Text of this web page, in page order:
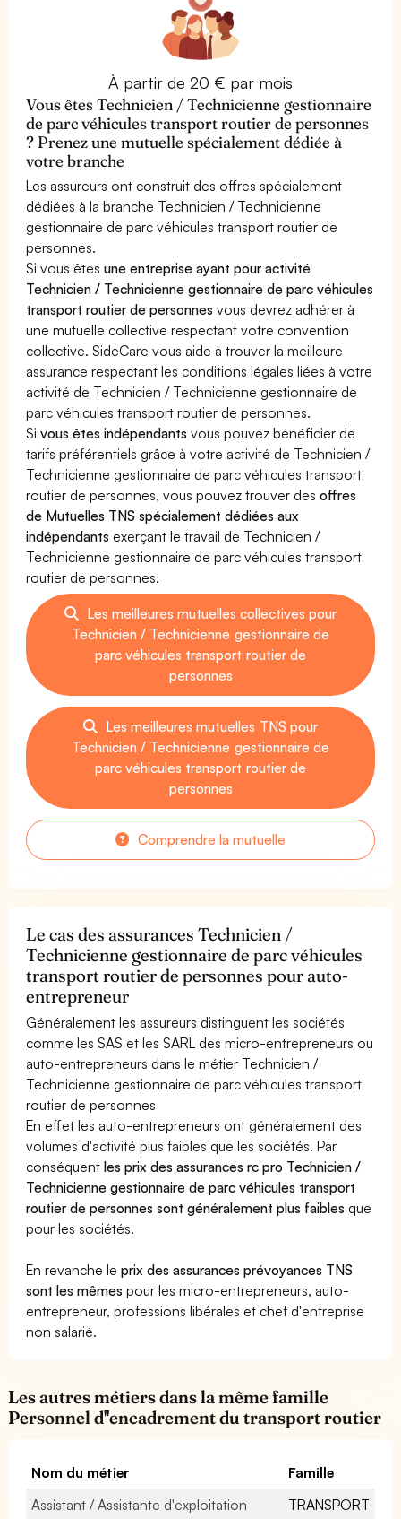
À partir de 20 € par mois
Vous êtes Technicien / Technicienne gestionnaire
de parc véhicules transport routier de personnes
? Prenez une mutuelle spécialement dédiée à
votre branche
Les assureurs ont construit des offres spécialement
dédiées à la branche Technicien / Technicienne
gestionnaire de parc véhicules transport routier de
personnes.
Si vous êtesune entreprise ayant pour activité
Technicien / Technicienne gestionnaire de parc véhicules
transport routier de personnes vous devrez adhérer à
une mutuelle collective respectant votre convention
collective. SideCare vous aide à trouver la meilleure
assurance respectant les conditions légales liées à votre
activité de Technicien / Technicienne gestionnaire de
parc véhicules transport routier de personnes.
Sivous êtes indépendants vous pouvez bénéficier de
tarifs préférentiels grâce à votre activité de Technicien /
Technicienne gestionnaire de parc véhicules transport
routier de personnes, vous pouvez trouver desoffres
de Mutuelles TNS spécialement dédiées aux
indépendants exerçant le travail de Technicien /
Technicienne gestionnaire de parc véhicules transport
routier de personnes.
Les meilleures mutuelles collectives pour
Technicien / Technicienne gestionnaire de
parc véhicules transport routier de
personnes
Les meilleures mutuelles TNS pour
Technicien / Technicienne gestionnaire de
parc véhicules transport routier de
personnes
Comprendre la mutuelle
Le cas des assurances Technicien /
Technicienne gestionnaire de parc véhicules
transport routier de personnes pour auto-
entrepreneur
Généralement les assureurs distinguent les sociétés
comme les SAS et les SARL des micro-entrepreneurs ou
auto-entrepreneurs dans le métier Technicien /
Technicienne gestionnaire de parc véhicules transport
routier de personnes
En effet les auto-entrepreneurs ont généralement des
volumes d'activité plus faibles que les sociétés. Par
conséquentles prix des assurances rc pro Technicien /
Technicienne gestionnaire de parc véhicules transport
routier de personnes sont généralement plus faibles que
pour les sociétés.
En revanche leprix des assurances prévoyances TNS
sont les mêmes pour les micro-entrepreneurs, auto-
entrepreneur, professions libérales et chef d'entreprise
non salarié.
Les autres métiers dans la même famille
Personnel d''encadrement du transport routier
Nom du métier
Famille
Assistant / Assistante d'exploitation
TRANSPORT